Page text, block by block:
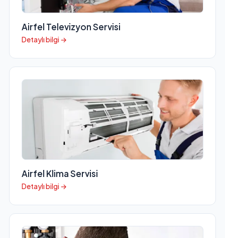
Airfel Televizyon Servisi
Detaylı bilgi →
Airfel Klima Servisi
Detaylı bilgi →